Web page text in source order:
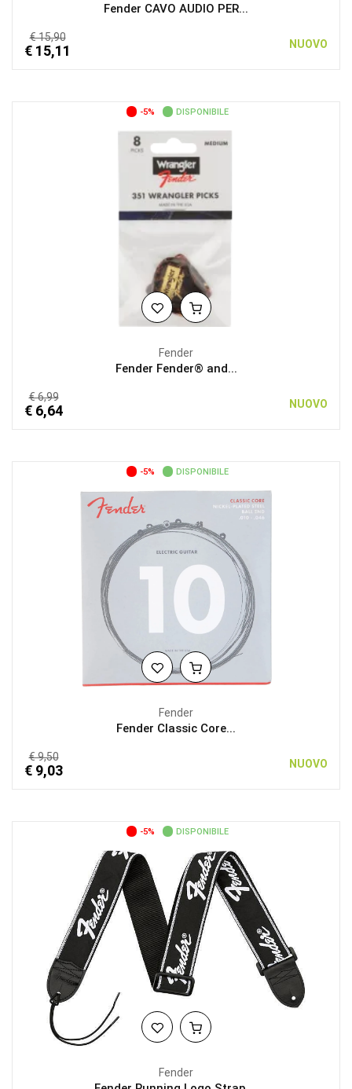
Fender CAVO AUDIO PER...
€ 15,90
€ 15,11 NUOVO
-5% DISPONIBILE
Fender
Fender Fender® and...
€ 6,99
€ 6,64 NUOVO
-5% DISPONIBILE
Fender
Fender Classic Core...
€ 9,50
€ 9,03 NUOVO
-5% DISPONIBILE
Fender